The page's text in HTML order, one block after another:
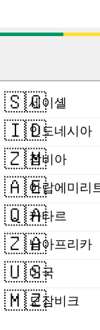
🇸🇨세이셸
🇮🇩인도네시아
🇿🇲잠비아
🇦🇪아랍에미리
🇶🇦카타르
🇿🇦남아프리카
🇺🇸
미국
🇲🇿모잠비크